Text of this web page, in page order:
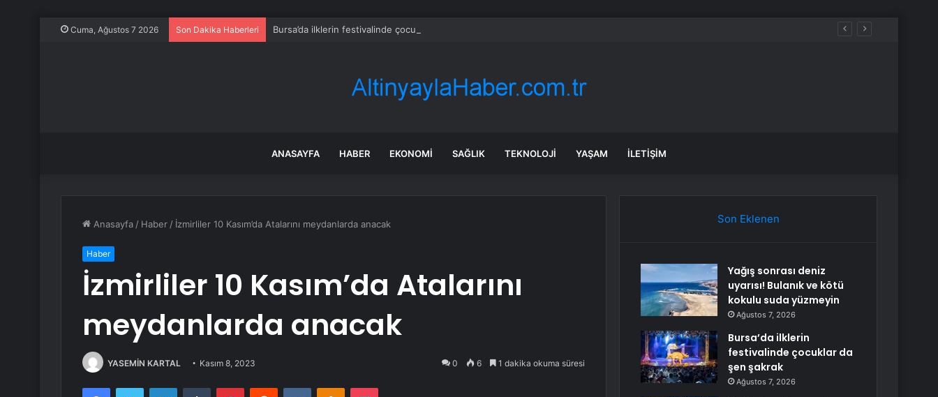
Cuma, Ağustos 7 2026 Son Dakika Haberleri Bursa’da ilklerin festivalinde çocuklar da şen şakrak
ANASAYFA HABER EKONOMI SAĞLIK TEKNOLOJI YAŞAM İLETIŞIM
Anasayfa / Haber / İzmirliler 10 Kasım’da Atalarını meydanlarda anacak
Haber
İzmirliler 10 Kasım’da Atalarını
meydanlarda anacak
YASEMİN KARTAL Kasım 8, 2023 0 6 1 dakika okuma süresi
FacebookTwitter LinkedInTumblr PinterestReddit VKontakteOdnoklassniki
Pocket
Son Eklenen
Yağış sonrası deniz
uyarısı! Bulanık ve kötü
kokulu suda yüzmeyin
Ağustos 7, 2026
Bursa’da ilklerin
festivalinde çocuklar da
şen şakrak
Ağustos 7, 2026